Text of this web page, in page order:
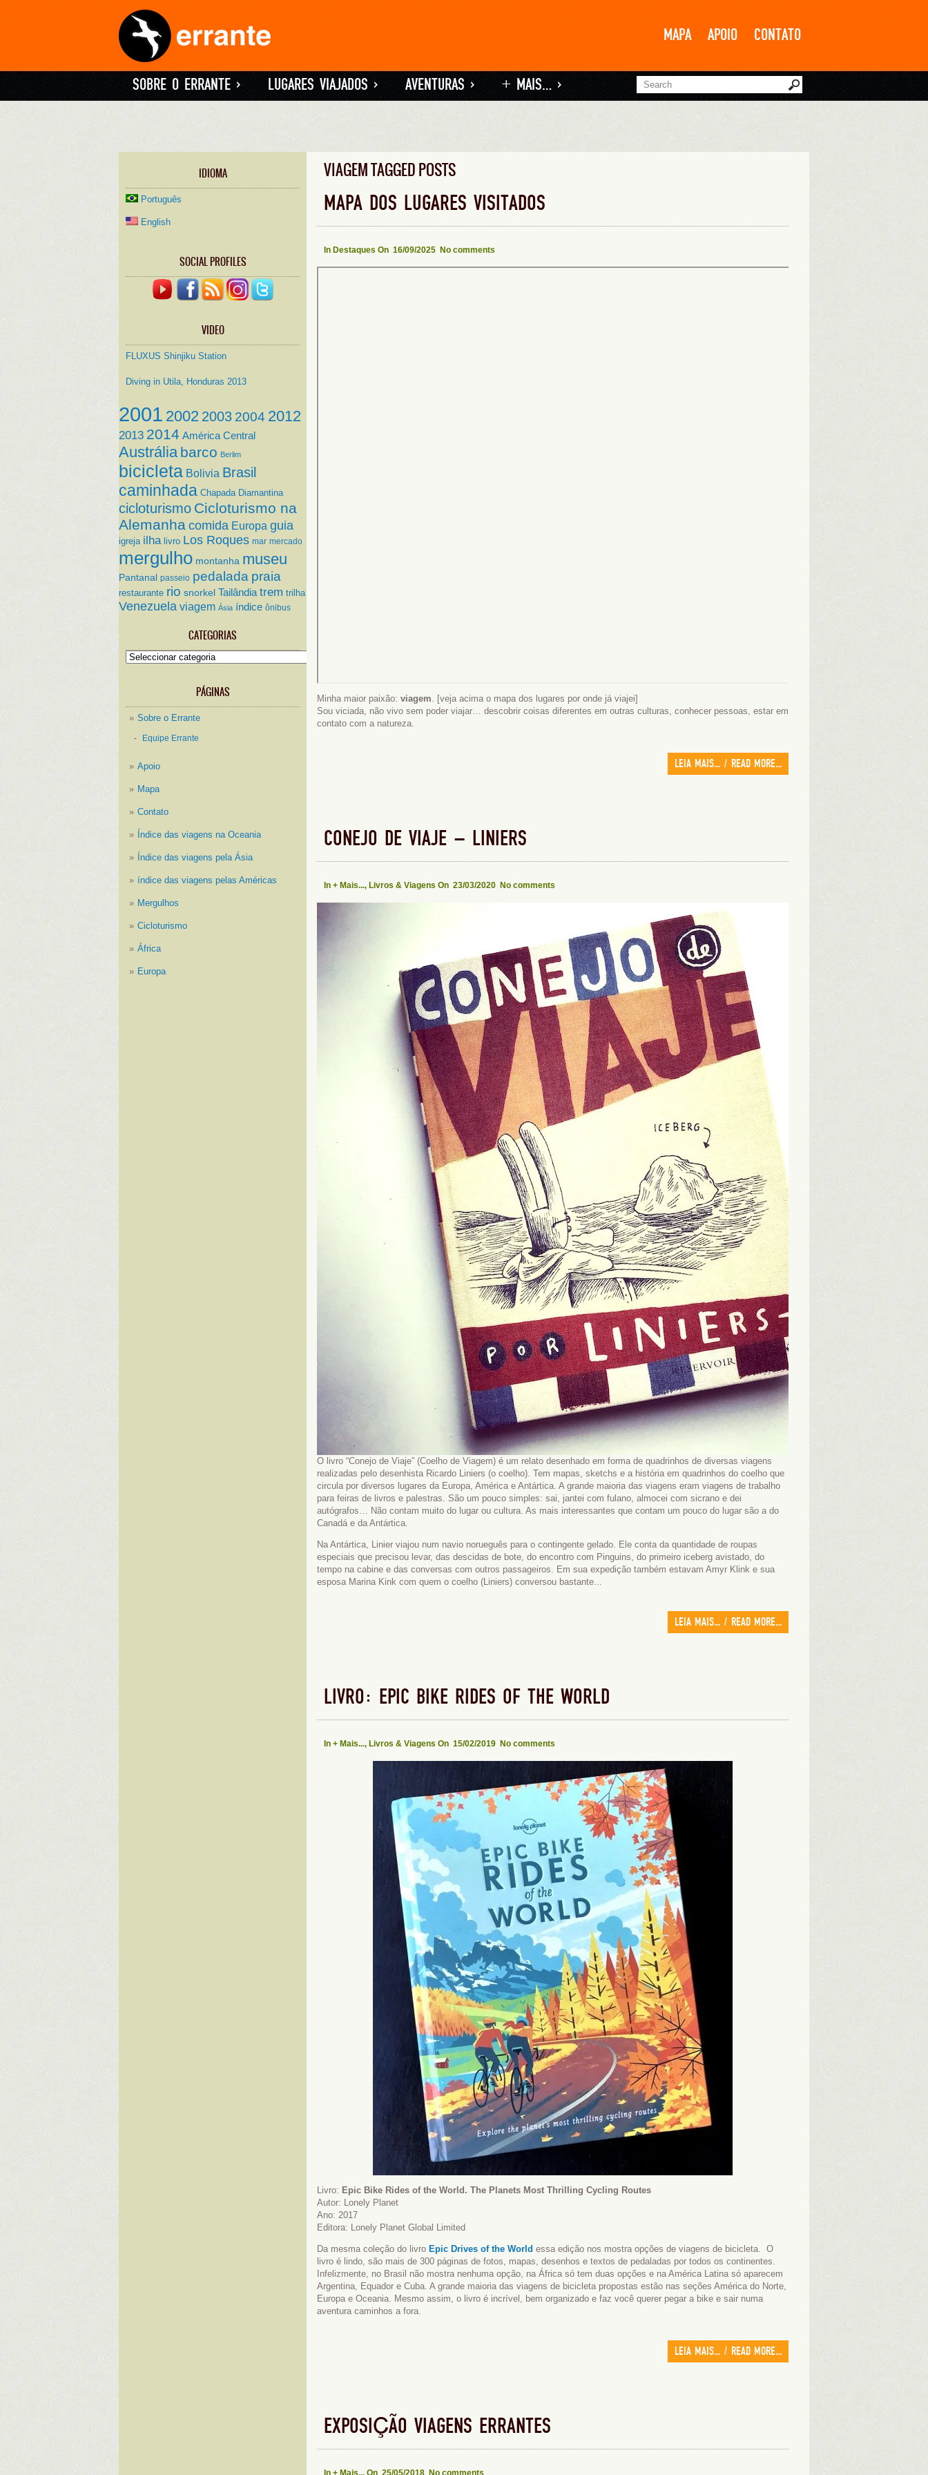
MAPA APOIO CONTATO
SOBRE O ERRANTE » LUGARES VIAJADOS » AVENTURAS » + MAIS… »
IDIOMA
Português
English
SOCIAL PROFILES
VIDEO
FLUXUS Shinjiku Station
Diving in Utila, Honduras 2013
2001 2002 2003 2004 2012
2013 2014 América Central
Austrália barco Berlim
bicicleta Bolivia Brasil
caminhada Chapada Diamantina
cicloturismo Cicloturismo na
Alemanha comida Europa guia
igreja ilha livro Los Roques mar mercado
mergulho montanha museu
Pantanal passeio pedalada praia
restaurante rio snorkel Tailândia trem trilha
Venezuela viagem Ásia índice ônibus
CATEGORIAS
Categorias
PÁGINAS
Sobre o Errante
Equipe Errante
Apoio
Mapa
Contato
Índice das viagens na Oceania
Índice das viagens pela Ásia
índice das viagens pelas Américas
Mergulhos
Cicloturismo
África
Europa
VIAGEM TAGGED POSTS
MAPA DOS LUGARES VISITADOS
In Destaques On 16/09/2025 No comments
Minha maior paixão: viagem. [veja acima o mapa dos lugares por onde já viajei]
Sou viciada, não vivo sem poder viajar… descobrir coisas diferentes em outras culturas, conhecer pessoas, estar em
contato com a natureza.
LEIA MAIS... / READ MORE...
CONEJO DE VIAJE – LINIERS
In + Mais..., Livros & Viagens On 23/03/2020 No comments
O livro “Conejo de Viaje” (Coelho de Viagem) é um relato desenhado em forma de quadrinhos de diversas viagens
realizadas pelo desenhista Ricardo Liniers (o coelho). Tem mapas, sketchs e a história em quadrinhos do coelho que
circula por diversos lugares da Europa, América e Antártica. A grande maioria das viagens eram viagens de trabalho
para feiras de livros e palestras. São um pouco simples: sai, jantei com fulano, almocei com sicrano e dei
autógrafos… Não contam muito do lugar ou cultura. As mais interessantes que contam um pouco do lugar são a do
Canadá e da Antártica.
Na Antártica, Linier viajou num navio norueguês para o contingente gelado. Ele conta da quantidade de roupas
especiais que precisou levar, das descidas de bote, do encontro com Pinguins, do primeiro iceberg avistado, do
tempo na cabine e das conversas com outros passageiros. Em sua expedição também estavam Amyr Klink e sua
esposa Marina Kink com quem o coelho (Liniers) conversou bastante...
LEIA MAIS... / READ MORE...
LIVRO: EPIC BIKE RIDES OF THE WORLD
In + Mais..., Livros & Viagens On 15/02/2019 No comments
Livro: Epic Bike Rides of the World. The Planets Most Thrilling Cycling Routes
Autor: Lonely Planet
Ano: 2017
Editora: Lonely Planet Global Limited
Da mesma coleção do livro Epic Drives of the World essa edição nos mostra opções de viagens de bicicleta. O
livro é lindo, são mais de 300 páginas de fotos, mapas, desenhos e textos de pedaladas por todos os continentes.
Infelizmente, no Brasil não mostra nenhuma opção, na África só tem duas opções e na América Latina só aparecem
Argentina, Equador e Cuba. A grande maioria das viagens de bicicleta propostas estão nas seções América do Norte,
Europa e Oceania. Mesmo assim, o livro é incrível, bem organizado e faz você querer pegar a bike e sair numa
aventura caminhos a fora.
LEIA MAIS... / READ MORE...
EXPOSIÇÃO VIAGENS ERRANTES
In + Mais... On 25/05/2018 No comments